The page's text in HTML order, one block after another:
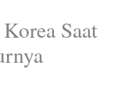
Saat